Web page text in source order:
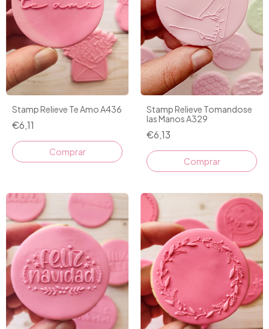
Stamp Relieve Te Amo A436
€6,11
Stamp Relieve Tomandose
las Manos A329
€6,13